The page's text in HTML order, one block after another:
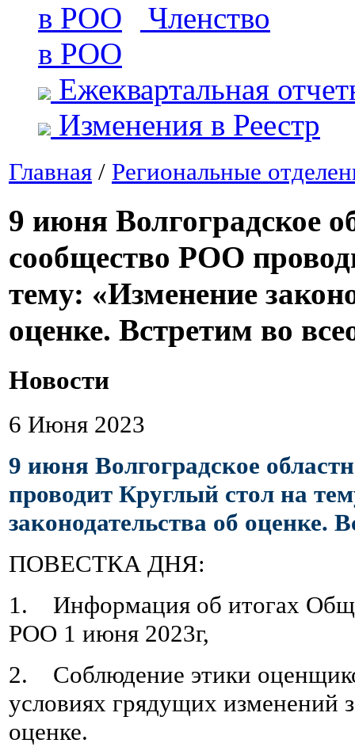
Членство
в РОО
Ежеквартальная
Изменения в Реестр
Главная / Региональные
9 июня Волгоградское
сообщество РОО
тему: «Изменение
оценке. Встретим во
Новости
6 Июня 2023
9 июня Волгоградское
проводит Круглый стол на
законодательства об оценке.
ПОВЕСТКА ДНЯ:
1. Информация об итогах
РОО 1 июня 2023г,
2. Соблюдение этики
условиях грядущих изменений
оценке.